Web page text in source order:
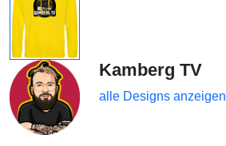
Kamberg TV
alle Designs anzeigen